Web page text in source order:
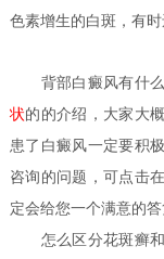
色素增生的白斑，有时
背部白癜风有什
状的的介绍，大家大
患了白癜风一定要积
咨询的问题，可点击
定会给您一个满意的答
怎么区分花斑癣